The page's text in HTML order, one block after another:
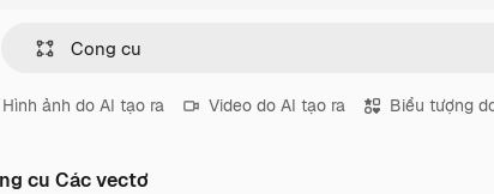
Hình ảnh do AI tạo ra Video do AI tạo ra Biểu tượng
cu Các vectơ